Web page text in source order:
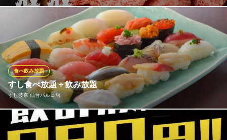
焼肉とワイン うしHAJIME～うしはじめ～
仙台市営地下鉄南北線広瀬通駅 徒歩2分
宮城県仙台市青葉区一番町3-8-20 今徳ビル2F
食べ放題と侮ってはいけない！仙台牛へのこだわり。当店では厳
しい基準を満たしたA5ランク仙台牛のみを使用し、部位ごとに最
適な厚みとカットでご提供。脂のキレと赤身の旨味を最大限に引
き出し、「好きなだけ、でも質は妥協しない」食べ放題を目指し
ています。
仙台牛タン焼肉 横綱
焼肉食べ放題・飲み放題
仙台市営地下鉄南北線勾当台公園駅 徒歩4分
宮城県仙台市青葉区国分町2-12-3 第6吉岡屋ビル 2F
すし食べ放題＋飲み放題
すし波奈 仙台パルコ店
食べ飲み放題
大人気！お寿司の食べ放題コース開催中！90分職人が握るお寿司
が食べ放題！ 握り・軍艦・手巻きの合わせて30種類以上の食べ放